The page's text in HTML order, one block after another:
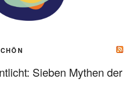
Sieben Mythen der